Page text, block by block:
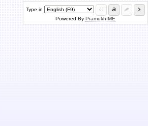
Type in
Powered By PramukhIME